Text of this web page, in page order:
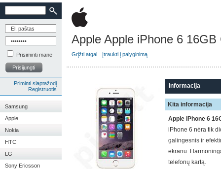
Prisiminti mane
Prisijungti
Priminti slaptažodį
Registruotis
Samsung
Apple
Nokia
HTC
LG
Sony Ericsson
Apple Apple iPhone 6 16GB
Grįžti atgal Įtraukti į palyginimą
Informacija
Kita informacija
Apple iPhone 6
iPhone 6 nėra tik
galingesnis ir
ekranu.
telefonų kartą.